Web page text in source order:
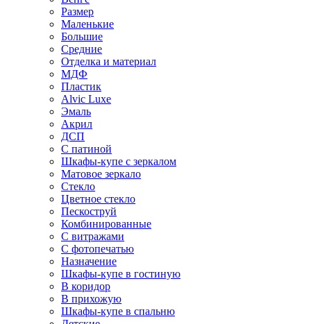
Размер
Маленькие
Большие
Средние
Отделка и материал
МДФ
Пластик
Alvic Luxe
Эмаль
Акрил
ДСП
С патиной
Шкафы-купе с зеркалом
Матовое зеркало
Стекло
Цветное стекло
Пескоструй
Комбинированные
С витражами
С фотопечатью
Назначение
Шкафы-купе в гостиную
В коридор
В прихожую
Шкафы-купе в спальню